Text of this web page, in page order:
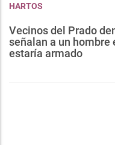
HARTOS
Vecinos del Prado
señalan a un hombre
estaría armado